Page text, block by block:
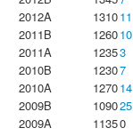
2012A
131011
2011B
126010
2011A
12353
2010B
12307
2010A
127014
2009B
109025
2009A
11350